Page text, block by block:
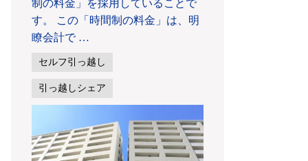
制の料金」を採用していることで
す。 この「時間制の料金」は、明
瞭会計で …
セルフ引っ越し
引っ越しシェア